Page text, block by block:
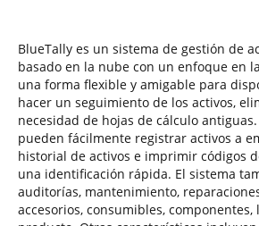
BlueTally es un sistema de gestión de
basado en la nube con un enfoque en
una forma flexible y amigable para
hacer un seguimiento de los activos,
necesidad de hojas de cálculo
pueden fácilmente registrar activos a
historial de activos e imprimir códigos
una identificación rápida. El sistema
auditorías, mantenimiento,
accesorios, consumibles, componentes,